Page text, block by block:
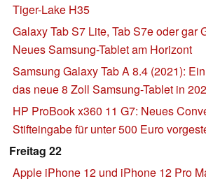
Tiger-Lake H35
Galaxy Tab S7 Lite, Tab S7e oder gar
Neues Samsung-Tablet am Horizont
Samsung Galaxy Tab A 8.4 (2021):
das neue 8 Zoll Samsung-Tablet in
HP ProBook x360 11 G7: Neues
Stifteingabe für unter 500 Euro
Freitag 22
Apple iPhone 12 und iPhone 12 Pro